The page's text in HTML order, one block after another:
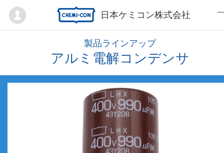
日本ケミコン株式会社
Mypage
製品ラインアップ
アルミ電解コンデンサ